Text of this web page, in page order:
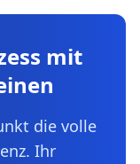
mit
die volle
Ihr